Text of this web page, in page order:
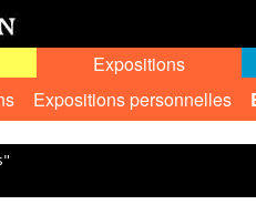
Expositions
Expositions personnelles